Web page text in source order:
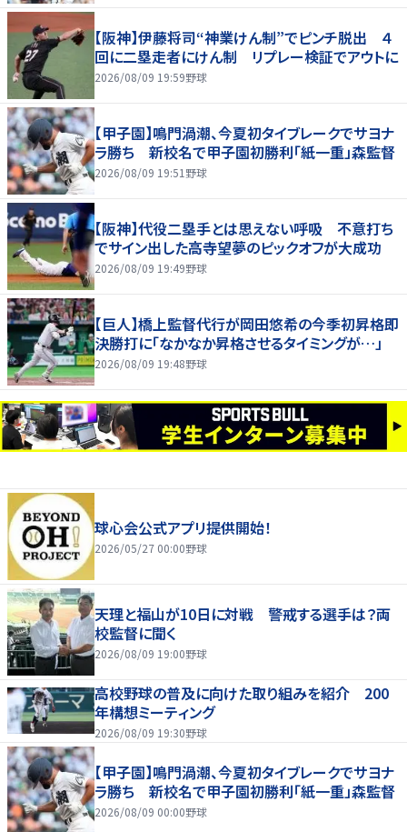
【阪神】伊藤将司“神業けん制”でピンチ脱出 ４
回に二塁走者にけん制 リプレー検証でアウトに
2026/08/09 19:59野球
【甲子園】鳴門渦潮、今夏初タイブレークでサヨナ
ラ勝ち 新校名で甲子園初勝利「紙一重」森監督
2026/08/09 19:51 野球
【阪神】代役二塁手とは思えない呼吸 不意打ち
でサイン出した高寺望夢のピックオフが大成功
2026/08/09 19:49野球
【巨人】橋上監督代行が岡田悠希の今季初昇格即
決勝打に「なかなか昇格させるタイミングが…」
2026/08/09 19:48野球
球心会公式アプリ提供開始！
2026/05/27 00:00野球
天理と福山が10日に対戦 警戒する選手は？両
校監督に聞く
2026/08/09 19:00野球
高校野球の普及に向けた取り組みを紹介 200
年構想ミーティング
2026/08/09 19:30野球
【甲子園】鳴門渦潮、今夏初タイブレークでサヨナ
ラ勝ち 新校名で甲子園初勝利「紙一重」森監督
2026/08/09 00:00野球